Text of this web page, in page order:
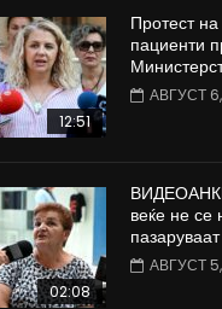
12:51
Протест
пациенти
АВГУСТ
02:08
веќе не се
АВГУСТ